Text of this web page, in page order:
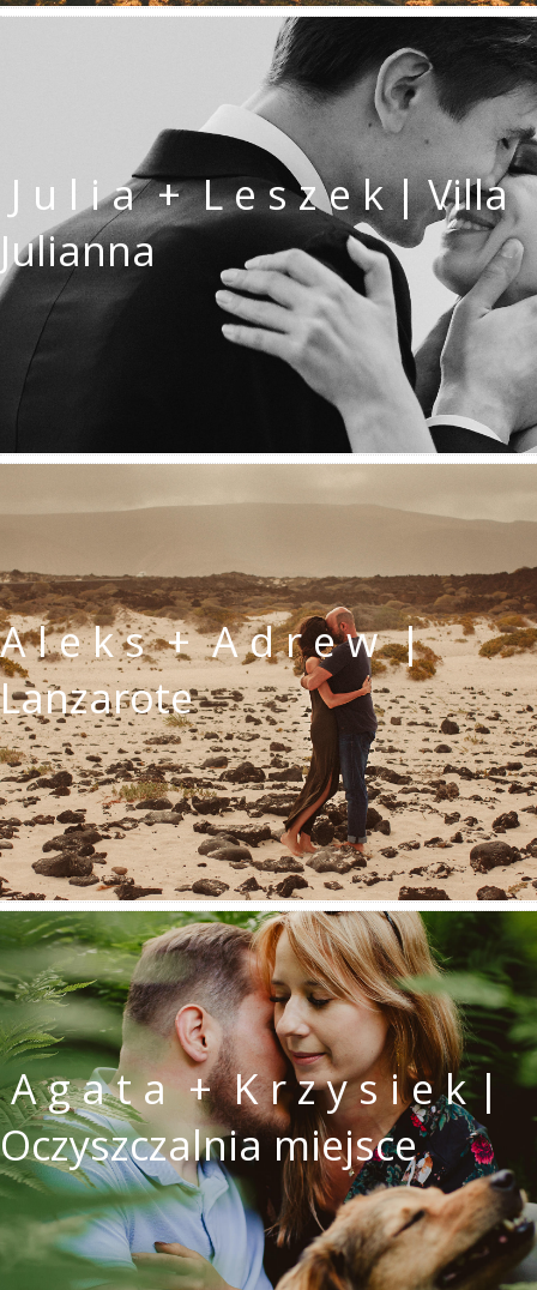
J u l i a + L e s z e k | Villa
Julianna
A l e k s + A d r e w |
Lanzarote
A g a t a + K r z y s i e k |
Oczyszczalnia miejsce